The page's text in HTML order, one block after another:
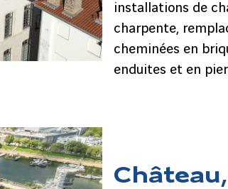
installations de
charpente,
cheminées en
enduites et en